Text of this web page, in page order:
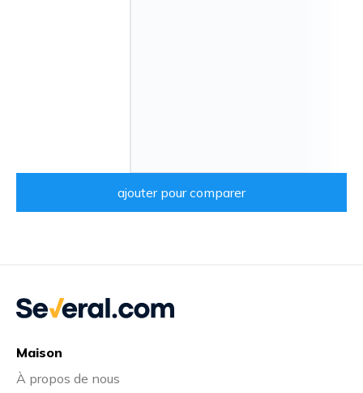
ajouter pour comparer
Maison
À propos de nous